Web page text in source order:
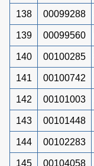
138 00099288
139 00099560
140 00100285
141 00100742
142 00101003
143 00101448
144 00102283
145 00104058